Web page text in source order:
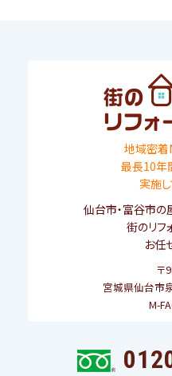
地域密着
最長10年
実施し
仙台市・富谷市の
街のリフ
お任
〒
宮城県仙台市
M-